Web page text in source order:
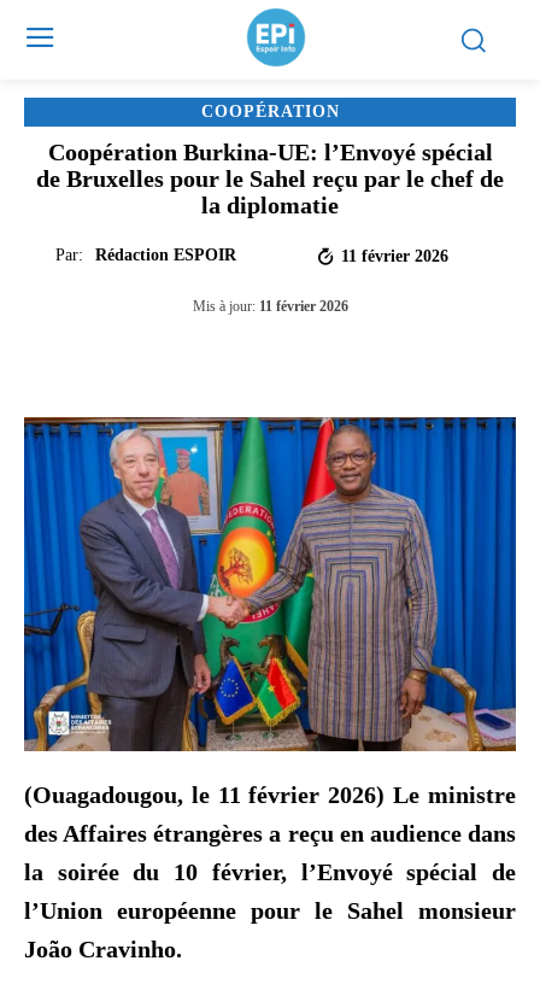
COOPÉRATION
Coopération Burkina-UE: l’Envoyé spécial
de Bruxelles pour le Sahel reçu par le chef de
la diplomatie
Par: Rédaction ESPOIR 11 février 2026
Mis à jour: 11 février 2026
(Ouagadougou, le 11 février 2026) Le ministre
des Affaires étrangères a reçu en audience dans
la soirée du 10 février, l’Envoyé spécial de
l’Union européenne pour le Sahel monsieur
João Cravinho.